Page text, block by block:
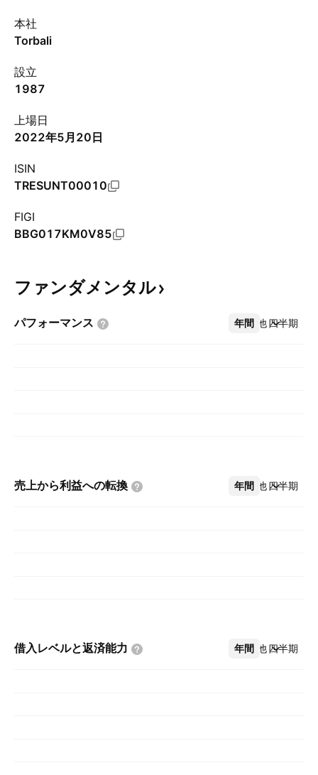
本社
Torbali
設立
1987
上場日
2022年5月20日
ISIN
TRESUNT00010
FIGI
BBG017KM0V85
ファンダメンタル
パフォーマンス 年間 四半期
その他
売上から利益への転換 年間 四半期
その他
借入レベルと返済能力 年間 四半期
その他